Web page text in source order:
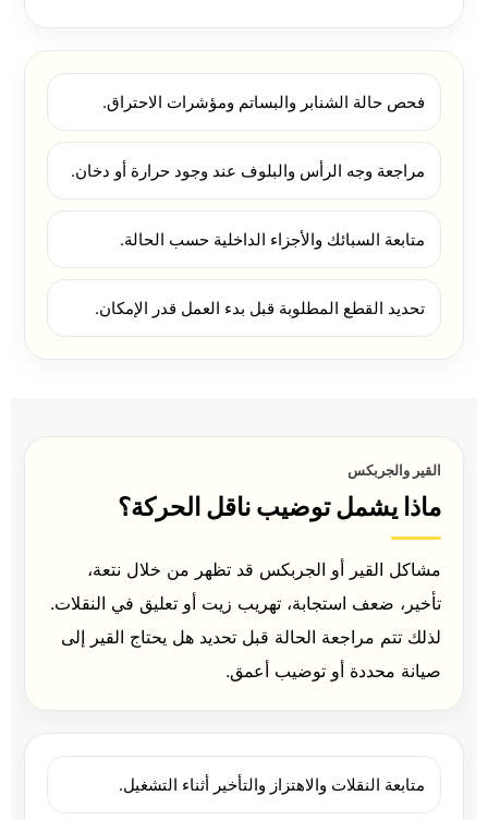
فحص حالة الشنابر والبساتم ومؤشرات الاحتراق.
مراجعة وجه الرأس والبلوف عند وجود حرارة أو دخان.
متابعة السبائك والأجزاء الداخلية حسب الحالة.
تحديد القطع المطلوبة قبل بدء العمل قدر الإمكان.
القير والجربكس
ماذا يشمل توضيب ناقل الحركة؟
مشاكل القير أو الجربكس قد تظهر من خلال نتعة،
تأخير، ضعف استجابة، تهريب زيت أو تعليق في النقلات.
لذلك تتم مراجعة الحالة قبل تحديد هل يحتاج القير إلى
صيانة محددة أو توضيب أعمق.
متابعة النقلات والاهتزاز والتأخير أثناء التشغيل.